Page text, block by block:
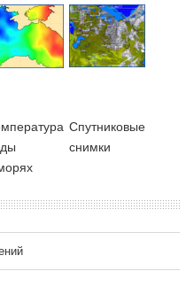
Cпутниковые
снимки